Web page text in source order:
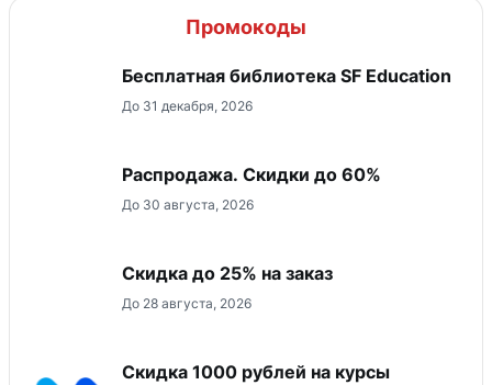
Промокоды
Бесплатная библиотека SF Education
До 31 декабря, 2026
Распродажа. Скидки до 60%
До 30 августа, 2026
Скидка до 25% на заказ
До 28 августа, 2026
Скидка 1000 рублей на курсы